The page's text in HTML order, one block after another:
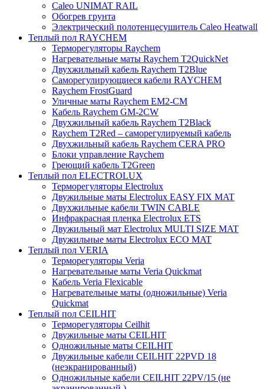
Caleo UNIMAT RAIL
Обогрев грунта
Электрический полотенцесушитель Caleo Heatwall
Теплый пол RAYCHEM
Терморегуляторы Raychem
Нагревательные маты Raychem T2QuickNet
Двухжильный кабель Raychem T2Blue
Саморегулирующиеся кабели RAYCHEM
Raychem FrostGuard
Уличные маты Raychem EM2-CM
Кабель Raychem GM-2CW
Двухжильный кабель Raychem T2Black
Raychem T2Red – саморегулируемый кабель
Двухжильный кабель Raychem CERA PRO
Блоки управление Raychem
Греющий кабель T2Green
Теплый пол ELECTROLUX
Терморегуляторы Electrolux
Двужильные маты Electrolux EASY FIX MAT
Двухжильные кабели TWIN CABLE
Инфракрасная пленка Electrolux ETS
Двужильный мат Electrolux MULTI SIZE MAT
Двужильные маты Electrolux ECO MAT
Теплый пол VERIA
Терморегуляторы Veria
Нагревательные маты Veria Quickmat
Кабель Veria Flexicable
Нагревательные маты (одножильные) Veria
Quickmat
Теплый пол CEILHIT
Терморегуляторы Ceilhit
Двужильные маты CEILHIT
Одножильные маты CEILHIT
Двужильные кабели CEILHIT 22PVD 18
(неэкранированный)
Одножильные кабели CEILHIT 22PV/15 (не